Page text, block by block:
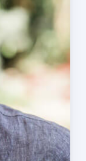
im